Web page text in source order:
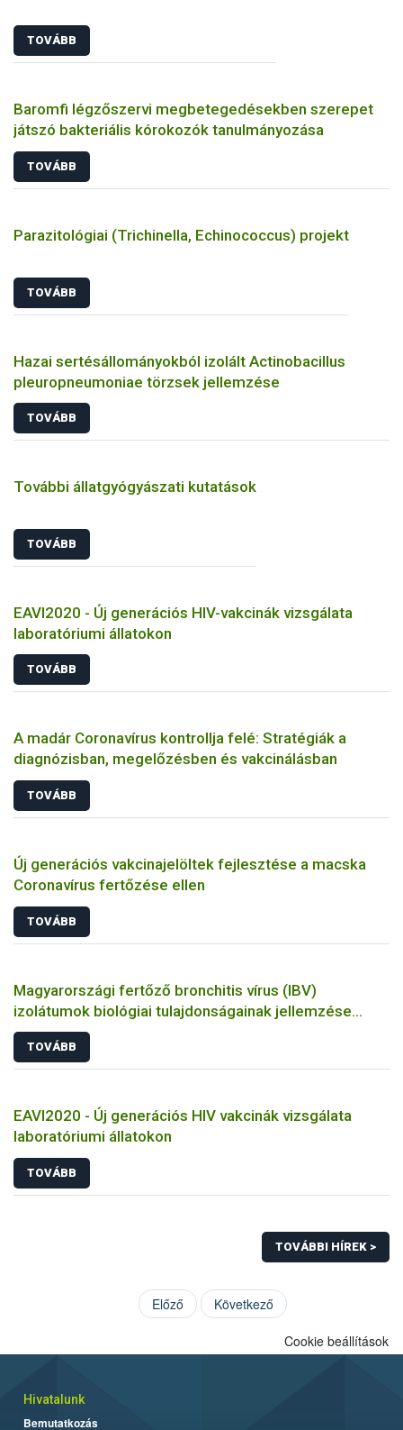
TOVÁBB
Baromfi légzőszervi megbetegedésekben szerepet
játszó bakteriális kórokozók tanulmányozása
TOVÁBB
Parazitológiai (Trichinella, Echinococcus) projekt
TOVÁBB
Hazai sertésállományokból izolált Actinobacillus
pleuropneumoniae törzsek jellemzése
TOVÁBB
További állatgyógyászati kutatások
TOVÁBB
EAVI2020 - Új generációs HIV-vakcinák vizsgálata
laboratóriumi állatokon
TOVÁBB
A madár Coronavírus kontrollja felé: Stratégiák a
diagnózisban, megelőzésben és vakcinálásban
TOVÁBB
Új generációs vakcinajelöltek fejlesztése a macska
Coronavírus fertőzése ellen
TOVÁBB
Magyarországi fertőző bronchitis vírus (IBV)
izolátumok biológiai tulajdonságainak jellemzése
állatkísérletes és molekuláris biológiai eszközökkel
TOVÁBB
EAVI2020 - Új generációs HIV vakcinák vizsgálata
laboratóriumi állatokon
TOVÁBB
TOVÁBBI HÍREK >
Előző Következő
Cookie beállítások
Hivatalunk
Bemutatkozás